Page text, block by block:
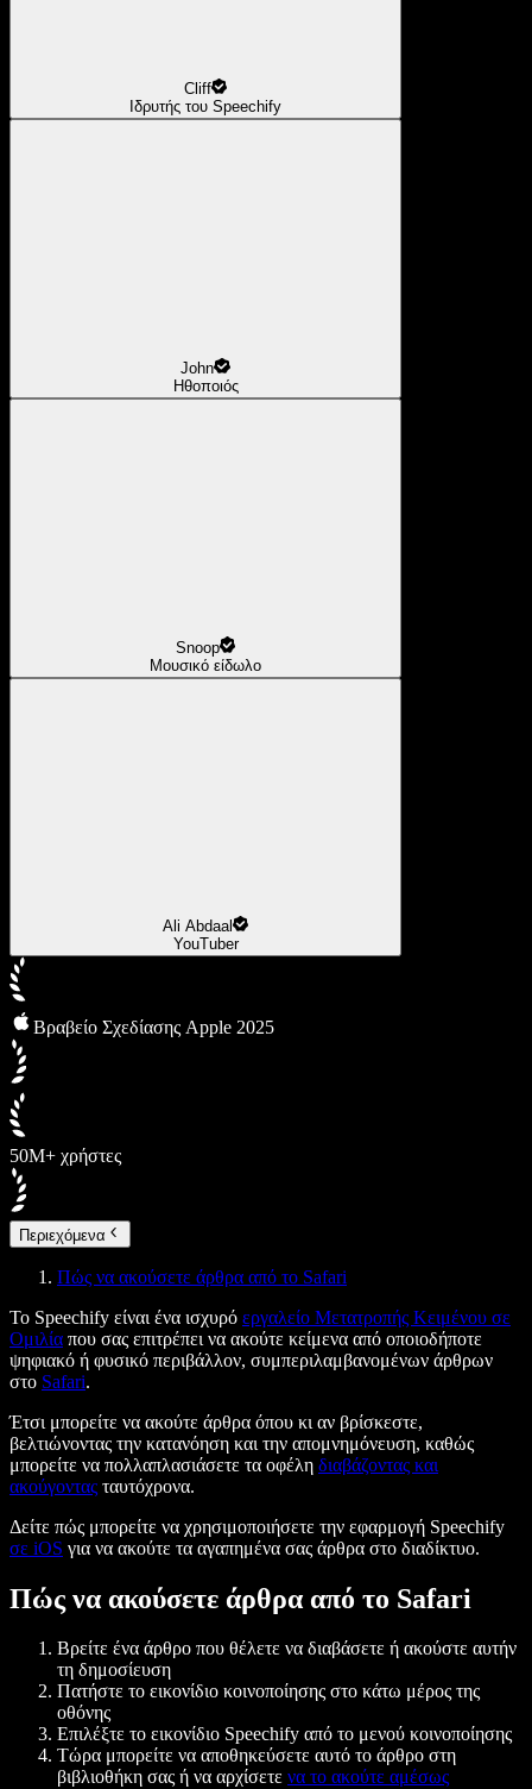
Cliff
Ιδρυτής του Speechify
John
Ηθοποιός
Snoop
Μουσικό είδωλο
Ali Abdaal
YouTuber
Βραβείο Σχεδίασης Apple 2025
50M+ χρήστες
Περιεχόμενα
Πώς να ακούσετε άρθρα από το Safari
Το Speechify είναι ένα ισχυρό εργαλείο Μετατροπής Κειμένου σε
Ομιλία που σας επιτρέπει να ακούτε κείμενα από οποιοδήποτε
ψηφιακό ή φυσικό περιβάλλον, συμπεριλαμβανομένων άρθρων
στο Safari.
Έτσι μπορείτε να ακούτε άρθρα όπου κι αν βρίσκεστε,
βελτιώνοντας την κατανόηση και την απομνημόνευση, καθώς
μπορείτε να πολλαπλασιάσετε τα οφέλη διαβάζοντας και
ακούγοντας ταυτόχρονα.
Δείτε πώς μπορείτε να χρησιμοποιήσετε την εφαρμογή Speechify
σε iOS για να ακούτε τα αγαπημένα σας άρθρα στο διαδίκτυο.
Πώς να ακούσετε άρθρα από το Safari
Βρείτε ένα άρθρο που θέλετε να διαβάσετε ή ακούστε αυτήν
τη δημοσίευση
Πατήστε το εικονίδιο κοινοποίησης στο κάτω μέρος της
οθόνης
Επιλέξτε το εικονίδιο Speechify από το μενού κοινοποίησης
Τώρα μπορείτε να αποθηκεύσετε αυτό το άρθρο στη
βιβλιοθήκη σας ή να αρχίσετε να το ακούτε αμέσως